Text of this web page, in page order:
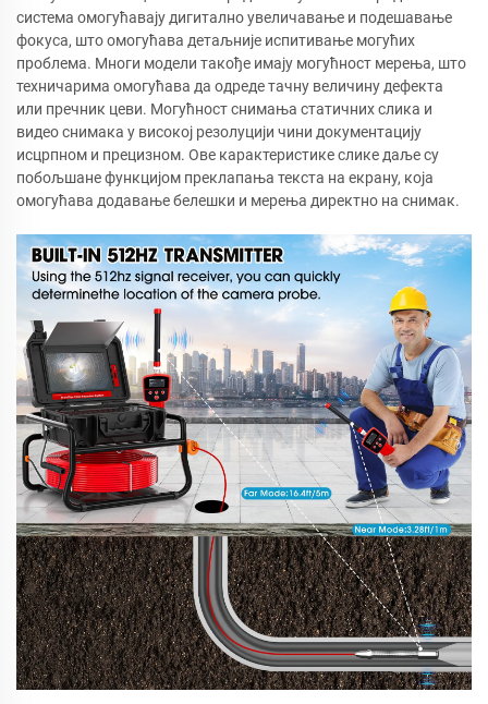
система омогућавају дигитално увеличавање и подешавање
фокуса, што омогућава детаљније испитивање могућих
проблема. Многи модели такође имају могућност мерења, што
техничарима омогућава да одреде тачну величину дефекта
или пречник цеви. Могућност снимања статичних слика и
видео снимака у високој резолуцији чини документацију
исцрпном и прецизном. Ове карактеристике слике даље су
побољшане функцијом преклапања текста на екрану, која
омогућава додавање белешки и мерења директно на снимак.